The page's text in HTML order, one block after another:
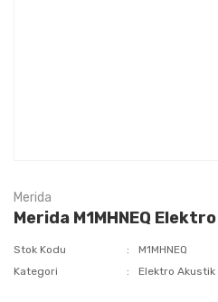
Merida
Merida M1MHNEQ
Stok Kodu
M1MHNEQ
Kategori
Elektro